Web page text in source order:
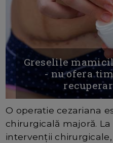
Greselile
- nu ofera
O operatie cezariana
chirurgicală majoră.
intervenții